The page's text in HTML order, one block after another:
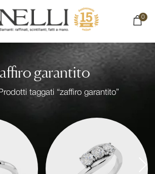
0
garantito
taggati “zaffiro garantito”